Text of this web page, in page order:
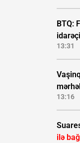
BTQ:
13:31
13:16
ilə